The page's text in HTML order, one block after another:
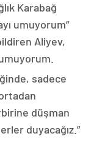
Karabağ
umuyorum”
Aliyev,
sadece
düşman
duyacağız.”